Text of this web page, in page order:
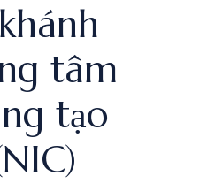
tâm
tạo